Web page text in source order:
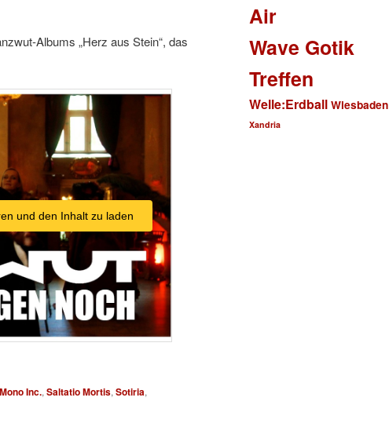
Albums „Herz aus Stein“, das
und den Inhalt zu laden
Mono Inc.,Saltatio Mortis,Sotiria,
Air
Wave Gotik
Treffen
Welle:Erdball Wiesbaden
Xandria